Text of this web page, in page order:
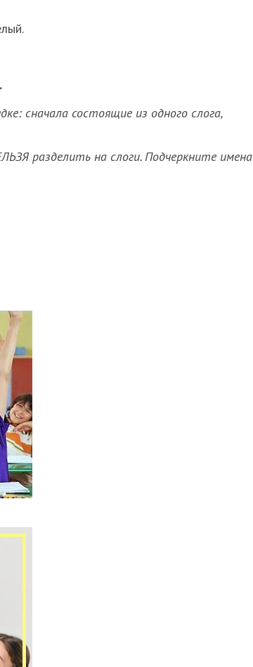
сначала состоящие из одного слога,
разделить на слоги. Подчеркните имена